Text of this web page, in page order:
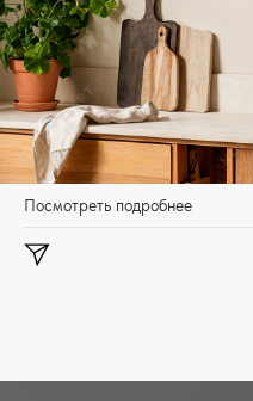
Посмотреть подробнее